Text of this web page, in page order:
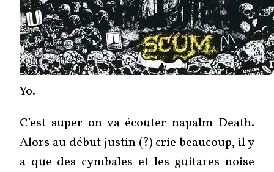
Yo.
C’est super on va écouter napalm Death.
Alors au début justin (?) crie beaucoup, il y
a que des cymbales et les guitares noise